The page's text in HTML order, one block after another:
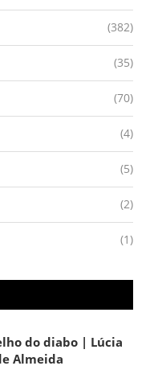
(382)
(35)
(70)
(4)
(5)
(2)
(1)
do diabo | Lúcia
Almeida